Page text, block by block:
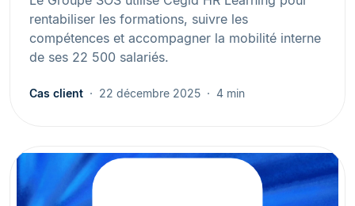
rentabiliser les formations, suivre les
compétences et accompagner la mobilité interne
de ses 22 500 salariés.
Cas client 22 décembre 2025 4 min